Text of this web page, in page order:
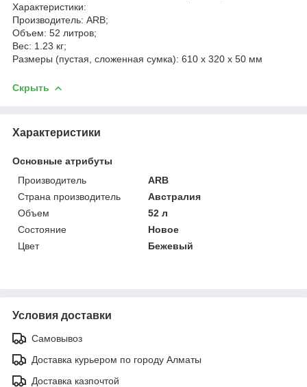
Характеристики:
Производитель: ARB;
Объем: 52 литров;
Вес: 1.23 кг;
Размеры (пустая, сложенная сумка): 610 х 320 х 50 мм
Скрыть
Характеристики
Основные атрибуты
Производитель
ARB
Страна производитель
Австралия
Объем
52 л
Состояние
Новое
Цвет
Бежевый
Условия доставки
Самовывоз
Доставка курьером по городу Алматы
Доставка казпочтой